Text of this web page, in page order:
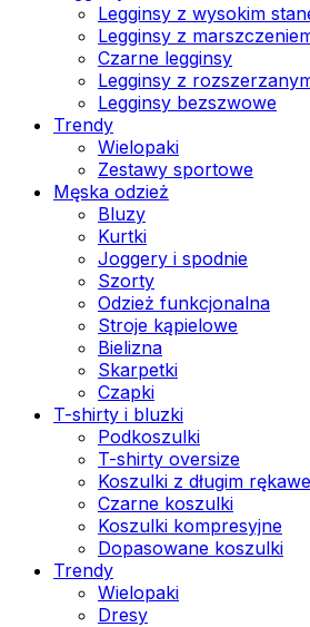
Legginsy z wysokim
Legginsy z
Czarne legginsy
Legginsy z
Legginsy bezszwowe
Trendy
Wielopaki
Zestawy sportowe
Męska odzież
Bluzy
Kurtki
Joggery i spodnie
Szorty
Odzież funkcjonalna
Stroje kąpielowe
Bielizna
Skarpetki
Czapki
T-shirty i bluzki
Podkoszulki
T-shirty oversize
Koszulki z długim
Czarne koszulki
Koszulki kompresyjne
Dopasowane koszulki
Trendy
Wielopaki
Dresy